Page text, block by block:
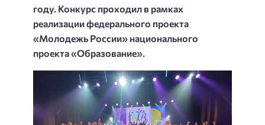
году. Конкурс проходил в рамках
реализации федерального проекта
«Молодежь России» национального
проекта «Образование».